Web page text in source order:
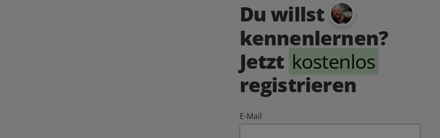
Du willst
kennenlernen?
Jetzt kostenlos
registrieren
E-Mail